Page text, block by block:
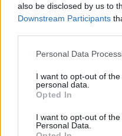
also be disclosed by us to
Downstream Participants
Personal Data
I want to opt-out of
personal data.
Opted In
I want to opt-out of
Personal Data.
miliard korun) při jednom z
proti environmentální
světa. Napsala to agentura
Potok Bylanka v
chce, aby Povodí Labe
5.8.2026 10:26 | PARDUBICE (
Diskuse: 1